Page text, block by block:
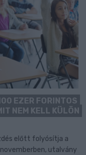
EZER FORINTOS
NEM KELL KÜLÖN
előtt folyósítja a
utalvány